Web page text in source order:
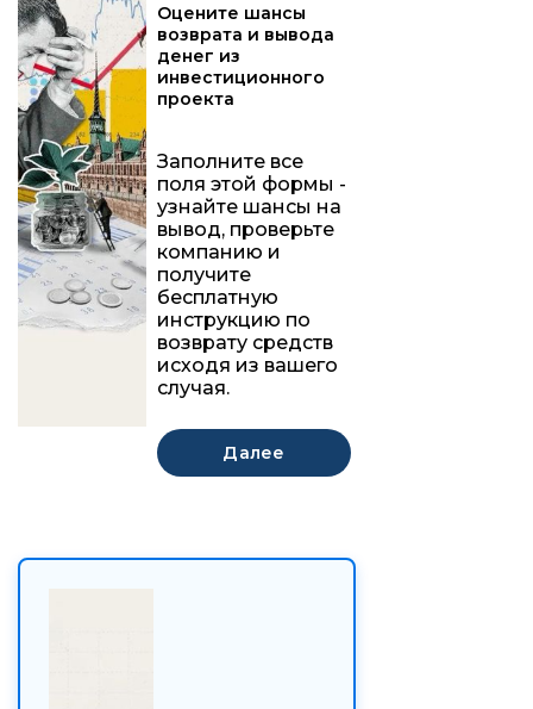
Оцените шансы
возврата и вывода
денег из
инвестиционного
проекта
Заполните все
поля этой формы -
узнайте шансы на
вывод, проверьте
компанию и
получите
бесплатную
инструкцию по
возврату средств
исходя из вашего
случая.